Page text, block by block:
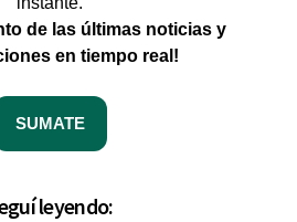
de las últimas noticias y
en tiempo real!
SUMATE
leyendo: